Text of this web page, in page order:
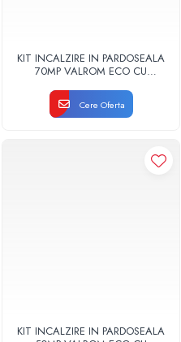
KIT INCALZIRE IN PARDOSEALA
70MP VALROM ECO CU
Cere Oferta
KIT INCALZIRE IN PARDOSEALA